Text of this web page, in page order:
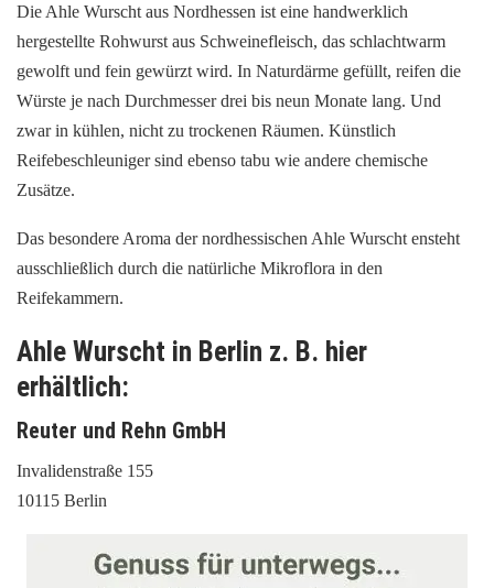
Die Ahle Wurscht aus Nordhessen ist eine handwerklich
hergestellte Rohwurst aus Schweinefleisch, das schlachtwarm
gewolft und fein gewürzt wird. In Naturdärme gefüllt, reifen die
Würste je nach Durchmesser drei bis neun Monate lang. Und
zwar in kühlen, nicht zu trockenen Räumen. Künstlich
Reifebeschleuniger sind ebenso tabu wie andere chemische
Zusätze.
Das besondere Aroma der nordhessischen Ahle Wurscht ensteht
ausschließlich durch die natürliche Mikroflora in den
Reifekammern.
Ahle Wurscht in Berlin z. B. hier
erhältlich:
Reuter und Rehn GmbH
Invalidenstraße 155
10115 Berlin